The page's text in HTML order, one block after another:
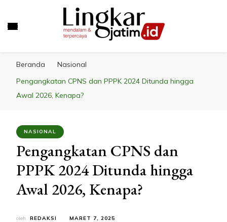
Beranda
Nasional
Pengangkatan CPNS dan PPPK 2024 Ditunda hingga
Awal 2026, Kenapa?
NASIONAL
Pengangkatan CPNS dan
PPPK 2024 Ditunda hingga
Awal 2026, Kenapa?
oleh REDAKSI MARET 7, 2025